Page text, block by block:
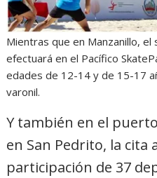
Mientras que en Manzanillo,
efectuará en el Pacífico
edades de 12-14 y de 15-17
varonil.
Y también en el
en San Pedrito, la cita
participación de 37